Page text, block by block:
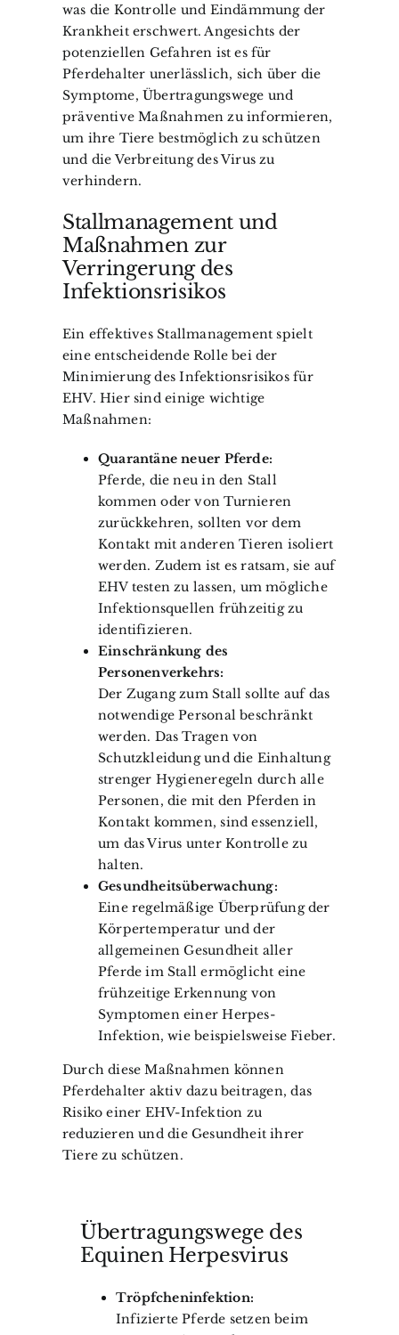
was die Kontrolle und Eindämmung der
Krankheit erschwert. Angesichts der
potenziellen Gefahren ist es für
Pferdehalter unerlässlich, sich über die
Symptome, Übertragungswege und
präventive Maßnahmen zu informieren,
um ihre Tiere bestmöglich zu schützen
und die Verbreitung des Virus zu
verhindern.
Stallmanagement und
Maßnahmen zur
Verringerung des
Infektionsrisikos
Ein effektives Stallmanagement spielt
eine entscheidende Rolle bei der
Minimierung des Infektionsrisikos für
EHV. Hier sind einige wichtige
Maßnahmen:
Quarantäne neuer Pferde:
Pferde, die neu in den Stall
kommen oder von Turnieren
zurückkehren, sollten vor dem
Kontakt mit anderen Tieren isoliert
werden. Zudem ist es ratsam, sie auf
EHV testen zu lassen, um mögliche
Infektionsquellen frühzeitig zu
identifizieren.
Einschränkung des
Personenverkehrs:
Der Zugang zum Stall sollte auf das
notwendige Personal beschränkt
werden. Das Tragen von
Schutzkleidung und die Einhaltung
strenger Hygieneregeln durch alle
Personen, die mit den Pferden in
Kontakt kommen, sind essenziell,
um das Virus unter Kontrolle zu
halten.
Gesundheitsüberwachung:
Eine regelmäßige Überprüfung der
Körpertemperatur und der
allgemeinen Gesundheit aller
Pferde im Stall ermöglicht eine
frühzeitige Erkennung von
Symptomen einer Herpes-
Infektion, wie beispielsweise Fieber.
Durch diese Maßnahmen können
Pferdehalter aktiv dazu beitragen, das
Risiko einer EHV-Infektion zu
reduzieren und die Gesundheit ihrer
Tiere zu schützen.
Übertragungswege des
Equinen Herpesvirus
Tröpfcheninfektion:
Infizierte Pferde setzen beim